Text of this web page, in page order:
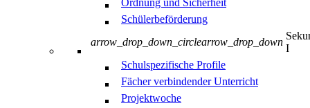
Ordnung und Sicherheit
Schülerbeförderung
arrow_drop_down_circlearrow_drop_down
I
Schulspezifische Profile
Fächer verbindender Unterricht
Projektwoche